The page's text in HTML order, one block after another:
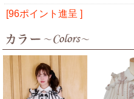
[96ポイント進呈 ]